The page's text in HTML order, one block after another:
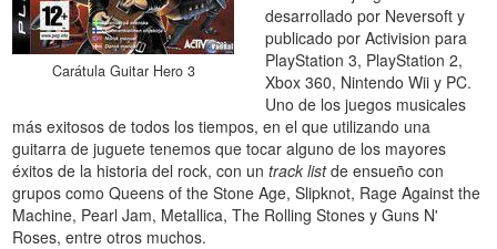
Carátula Guitar Hero 3
desarrollado por Neversoft y
publicado por Activision para
PlayStation 3, PlayStation 2,
Xbox 360, Nintendo Wii y PC.
Uno de los juegos musicales
más exitosos de todos los tiempos, en el que utilizando una
guitarra de juguete tenemos que tocar alguno de los mayores
éxitos de la historia del rock, con untrack listde ensueño con
grupos como Queens of the Stone Age, Slipknot, Rage Against the
Machine, Pearl Jam, Metallica, The Rolling Stones y Guns N'
Roses, entre otros muchos.